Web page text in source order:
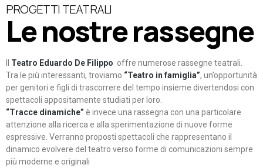
PROGETTI TEATRALI
Le nostre rassegne
Teatro Eduardo De Filippo offre numerose rassegne teatrali.
Tra le più interessanti, troviamo “Teatro in famiglia”, un’opportunità
per genitori e figli di trascorrere del tempo insieme divertendosi con
spettacoli appositamente studiati per loro.
“Tracce dinamiche” è invece una rassegna con una particolare
attenzione alla ricerca e alla sperimentazione di nuove forme
espressive. Verranno proposti spettacoli che rappresentano il
dinamico evolvere del teatro verso forme di comunicazioni sempre
più moderne e originali